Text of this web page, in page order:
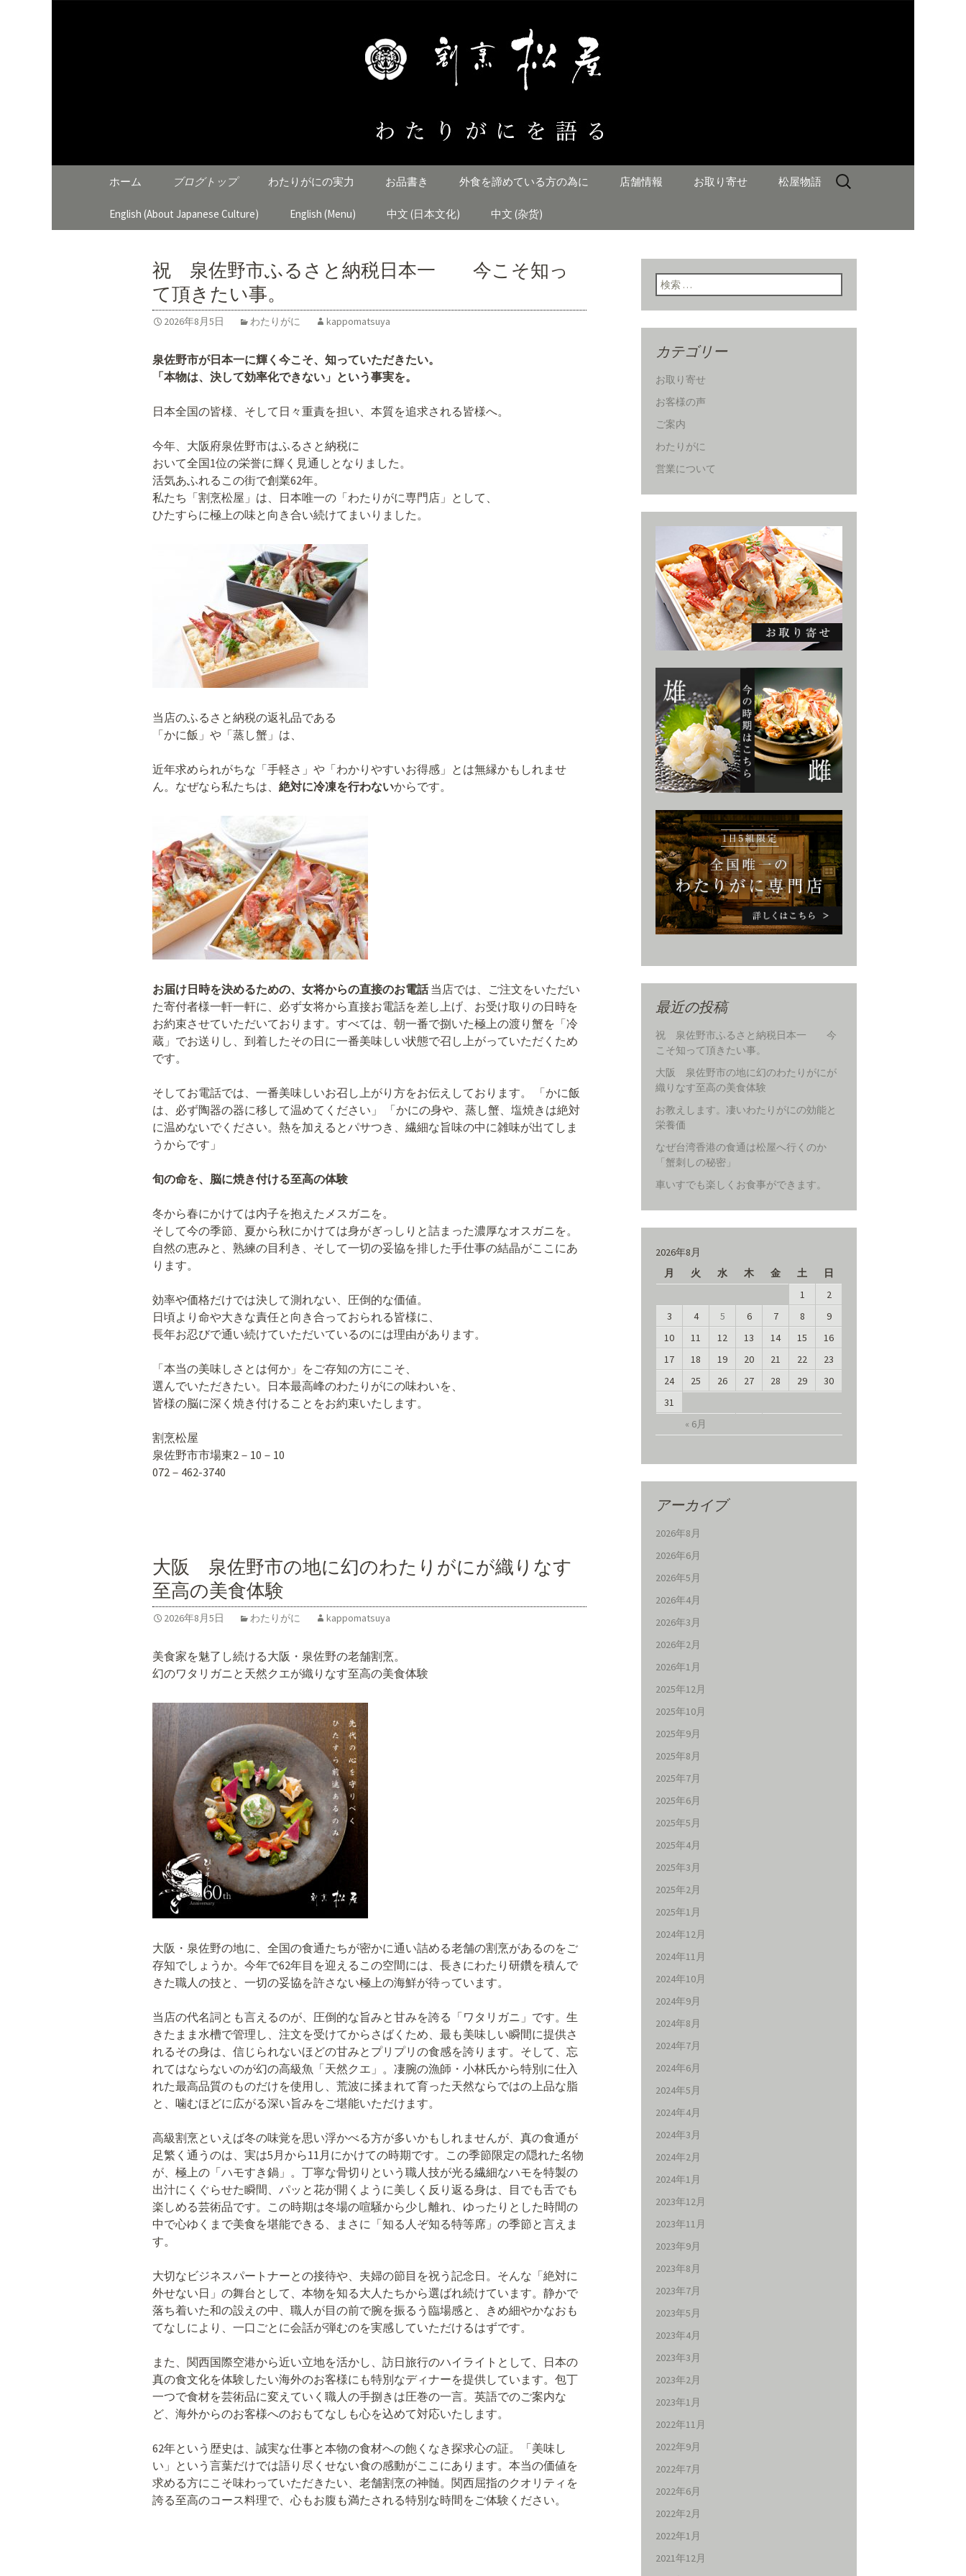
わたりがにを語る
コンテンツへ移動
ホーム ブログトップ わたりがにの実力 お品書き 外食を諦めている方の為に 店舗情報 お取り寄せ 松屋物語
English (About Japanese Culture) English (Menu) 中文 (日本文化) 中文 (杂货)
検
祝 泉佐野市ふるさと納税日本一 今こそ知っ
て頂きたい事。
2026年8月5日 わたりがに kappomatsuya
泉佐野市が日本一に輝く今こそ、知っていただきたい。
「本物は、決して効率化できない」という事実を。
日本全国の皆様、そして日々重責を担い、本質を追求される皆様へ。
今年、大阪府泉佐野市はふるさと納税に
おいて全国1位の栄誉に輝く見通しとなりました。
活気あふれるこの街で創業62年。
私たち「割烹松屋」は、日本唯一の「わたりがに専門店」として、
ひたすらに極上の味と向き合い続けてまいりました。
当店のふるさと納税の返礼品である
「かに飯」や「蒸し蟹」は、
近年求められがちな「手軽さ」や「わかりやすいお得感」とは無縁かもしれませ
ん。なぜなら私たちは、 絶対に冷凍を行わないからです。
お届け日時を決めるための、女将からの直接のお電話当店では、ご注文をいただい
た寄付者様一軒一軒に、必ず女将から直接お電話を差し上げ、お受け取りの日時を
お約束させていただいております。すべては、朝一番で捌いた極上の渡り蟹を「冷
蔵」でお送りし、到着したその日に一番美味しい状態で召し上がっていただくため
です。
そしてお電話では、一番美味しいお召し上がり方をお伝えしております。 「かに飯
は、必ず陶器の器に移して温めてください」 「かにの身や、蒸し蟹、塩焼きは絶対
に温めないでください。熱を加えるとパサつき、繊細な旨味の中に雑味が出てしま
うからです」
旬の命を、脳に焼き付ける至高の体験
冬から春にかけては内子を抱えたメスガニを。
そして今の季節、夏から秋にかけては身がぎっしりと詰まった濃厚なオスガニを。
自然の恵みと、熟練の目利き、そして一切の妥協を排した手仕事の結晶がここにあ
ります。
効率や価格だけでは決して測れない、圧倒的な価値。
日頃より命や大きな責任と向き合っておられる皆様に、
長年お忍びで通い続けていただいているのには理由があります。
「本当の美味しさとは何か」をご存知の方にこそ、
選んでいただきたい。日本最高峰のわたりがにの味わいを、
皆様の脳に深く焼き付けることをお約束いたします。
割烹松屋
泉佐野市市場東2－10－10
072－462-3740
大阪 泉佐野市の地に幻のわたりがにが織りなす
至高の美食体験
2026年8月5日 わたりがに kappomatsuya
美食家を魅了し続ける大阪・泉佐野の老舗割烹。
幻のワタリガニと天然クエが織りなす至高の美食体験
大阪・泉佐野の地に、全国の食通たちが密かに通い詰める老舗の割烹があるのをご
存知でしょうか。今年で62年目を迎えるこの空間には、長きにわたり研鑽を積んで
きた職人の技と、一切の妥協を許さない極上の海鮮が待っています。
当店の代名詞とも言えるのが、圧倒的な旨みと甘みを誇る「ワタリガニ」です。生
きたまま水槽で管理し、注文を受けてからさばくため、最も美味しい瞬間に提供さ
れるその身は、信じられないほどの甘みとプリプリの食感を誇ります。そして、忘
れてはならないのが幻の高級魚「天然クエ」。凄腕の漁師・小林氏から特別に仕入
れた最高品質のものだけを使用し、荒波に揉まれて育った天然ならではの上品な脂
と、噛むほどに広がる深い旨みをご堪能いただけます。
高級割烹といえば冬の味覚を思い浮かべる方が多いかもしれませんが、真の食通が
足繁く通うのは、実は5月から11月にかけての時期です。この季節限定の隠れた名物
が、極上の「ハモすき鍋」。丁寧な骨切りという職人技が光る繊細なハモを特製の
出汁にくぐらせた瞬間、パッと花が開くように美しく反り返る身は、目でも舌でも
楽しめる芸術品です。この時期は冬場の喧騒から少し離れ、ゆったりとした時間の
中で心ゆくまで美食を堪能できる、まさに「知る人ぞ知る特等席」の季節と言えま
す。
大切なビジネスパートナーとの接待や、夫婦の節目を祝う記念日。そんな「絶対に
外せない日」の舞台として、本物を知る大人たちから選ばれ続けています。静かで
落ち着いた和の設えの中、職人が目の前で腕を振るう臨場感と、きめ細やかなおも
てなしにより、一口ごとに会話が弾むのを実感していただけるはずです。
また、関西国際空港から近い立地を活かし、訪日旅行のハイライトとして、日本の
真の食文化を体験したい海外のお客様にも特別なディナーを提供しています。包丁
一つで食材を芸術品に変えていく職人の手捌きは圧巻の一言。英語でのご案内な
ど、海外からのお客様へのおもてなしも心を込めて対応いたします。
62年という歴史は、誠実な仕事と本物の食材への飽くなき探求心の証。「美味し
い」という言葉だけでは語り尽くせない食の感動がここにあります。本当の価値を
求める方にこそ味わっていただきたい、老舗割烹の神髄。関西屈指のクオリティを
誇る至高のコース料理で、心もお腹も満たされる特別な時間をご体験ください。
検索:
カテゴリー
お取り寄せ
お客様の声
ご案内
わたりがに
営業について
最近の投稿
祝 泉佐野市ふるさと納税日本一 今
こそ知って頂きたい事。
大阪 泉佐野市の地に幻のわたりがにが
織りなす至高の美食体験
お教えします。凄いわたりがにの効能と
栄養価
なぜ台湾香港の食通は松屋へ行くのか
「蟹刺しの秘密」
車いすでも楽しくお食事ができます。
2026年8月
月
火 水 木 金 土 日
« 6月
1
2
3
4 5 6 7 8
9
10
11 12 13 14 15
16
17
18 19 20 21 22
23
24
25 26 27 28 29
30
31
アーカイブ
2026年8月
2026年6月
2026年5月
2026年4月
2026年3月
2026年2月
2026年1月
2025年12月
2025年10月
2025年9月
2025年8月
2025年7月
2025年6月
2025年5月
2025年4月
2025年3月
2025年2月
2025年1月
2024年12月
2024年11月
2024年10月
2024年9月
2024年8月
2024年7月
2024年6月
2024年5月
2024年4月
2024年3月
2024年2月
2024年1月
2023年12月
2023年11月
2023年9月
2023年8月
2023年7月
2023年5月
2023年4月
2023年3月
2023年2月
2023年1月
2022年11月
2022年9月
2022年7月
2022年6月
2022年2月
2022年1月
2021年12月